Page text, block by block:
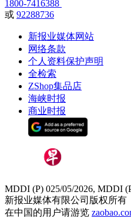
1800-7416388
或 92288736
新报业媒体网站
网络条款
个人资料保护声明
全检索
ZShop集品店
海峡时报
商业时报
MDDI (P) 025/05/2026, MDDI
新报业媒体有限公司版权所有
在中国的用户请游览